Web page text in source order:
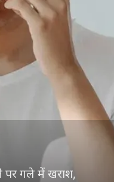
पर गले में खराश,